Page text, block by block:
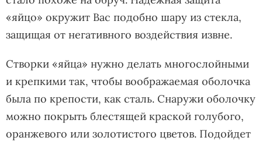
«яйцо» окружит Вас подобно шару из стекла,
защищая от негативного воздействия извне.
Створки «яйца» нужно делать многослойными
и крепкими так, чтобы воображаемая оболочка
была по крепости, как сталь. Снаружи оболочку
можно покрыть блестящей краской голубого,
оранжевого или золотистого цветов. Подойдет